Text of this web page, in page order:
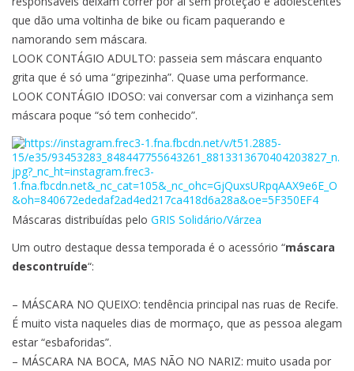
que dão uma voltinha de bike ou ficam paquerando e
namorando sem máscara.
LOOK CONTÁGIO ADULTO: passeia sem máscara enquanto
grita que é só uma “gripezinha”. Quase uma performance.
LOOK CONTÁGIO IDOSO: vai conversar com a vizinhança sem
máscara poque “só tem conhecido”.
Máscaras distribuídas pelo GRIS Solidário/Várzea
Um outro destaque dessa temporada é o acessório “máscara
descontruíde“:
– MÁSCARA NO QUEIXO: tendência principal nas ruas de Recife.
É muito vista naqueles dias de mormaço, que as pessoa alegam
estar “esbaforidas”.
– MÁSCARA NA BOCA, MAS NÃO NO NARIZ: muito usada por